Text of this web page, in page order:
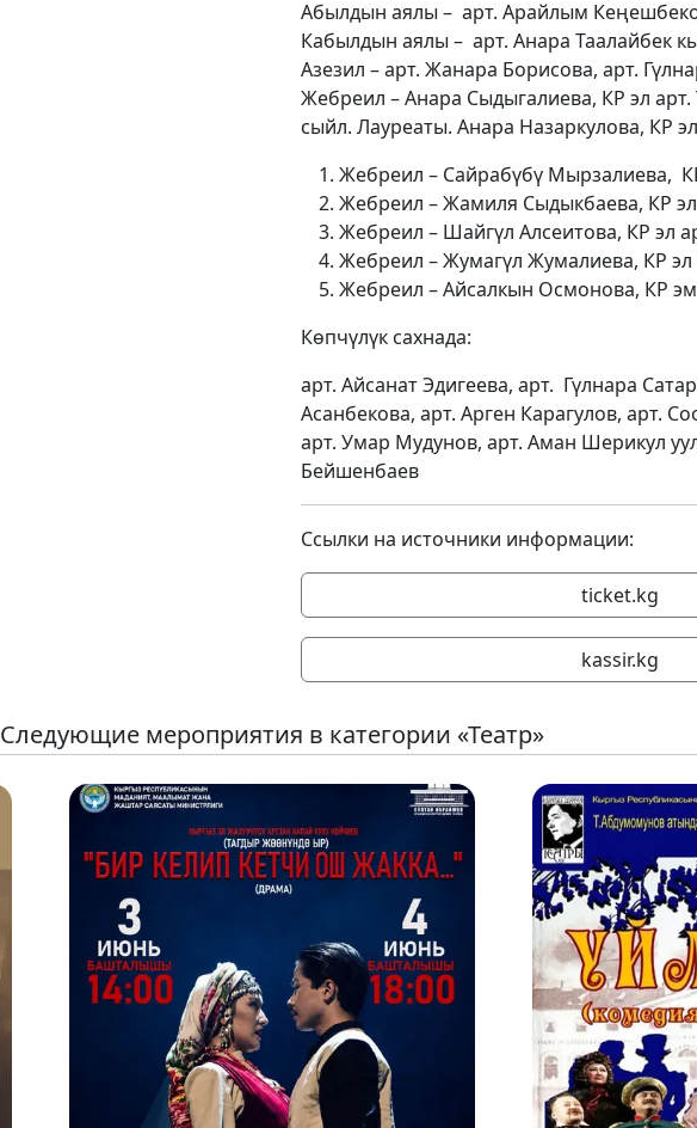
Абылдын аялы – арт. Арайлым
Кабылдын аялы – арт. Анара Таалайбек
Азезил – арт. Жанара Борисова, арт.
Жебреил – Анара Сыдыгалиева, КР эл
сыйл. Лауреаты. Анара Назаркулова, КР
Жебреил – Сайрабүбү Мырзалиева,
Жебреил – Жамиля Сыдыкбаева, КР эл
Жебреил – Шайгүл Алсеитова, КР эл
Жебреил – Жумагүл Жумалиева, КР эл
Жебреил – Айсалкын Осмонова, КР
Көпчүлүк сахнада:
арт. Айсанат Эдигеева, арт. Гүлнара
Асанбекова, арт. Арген Карагулов, арт.
арт. Умар Мудунов, арт. Аман Шерикул
Бейшенбаев
Ссылки на источники информации:
ticket.kg
kassir.kg
Следующие мероприятия в категории «Театр»